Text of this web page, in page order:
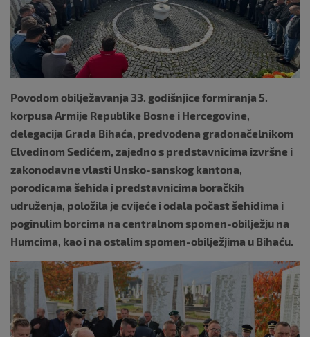
k
Povodom obilježavanja 33. godišnjice formiranja 5.
korpusa Armije Republike Bosne i Hercegovine,
delegacija Grada Bihaća, predvođena gradonačelnikom
Elvedinom Sedićem, zajedno s predstavnicima izvršne i
zakonodavne vlasti Unsko-sanskog kantona,
porodicama šehida i predstavnicima boračkih
udruženja, položila je cvijeće i odala počast šehidima i
poginulim borcima na centralnom spomen-obilježju na
Humcima, kao i na ostalim spomen-obilježjima u Bihaću.